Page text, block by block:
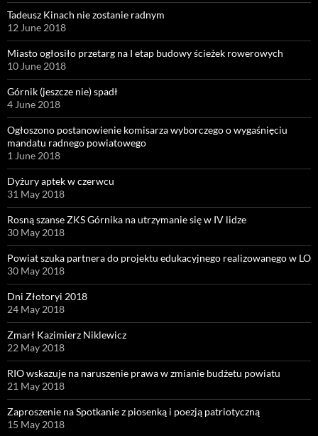
Tadeusz Kinach nie zostanie radnym
12 June 2018
Miasto ogłosiło przetarg na I etap budowy ścieżek rowerowych
10 June 2018
Górnik (jeszcze nie) spadł
4 June 2018
Ogłoszono postanowienie komisarza wyborczego o wygaśnięciu
mandatu radnego powiatowego
1 June 2018
Dyżury aptek w czerwcu
31 May 2018
Rosną szanse ZKS Górnika na utrzymanie się w IV lidze
30 May 2018
Powiat szuka partnera do projektu edukacyjnego realizowanego w LO
30 May 2018
Dni Złotoryi 2018
24 May 2018
Zmarł Kazimierz Niklewicz
22 May 2018
RIO wskazuje na naruszenie prawa w zmianie budżetu powiatu
21 May 2018
Zaproszenie na Spotkanie z piosenką i poezją patriotyczną
15 May 2018